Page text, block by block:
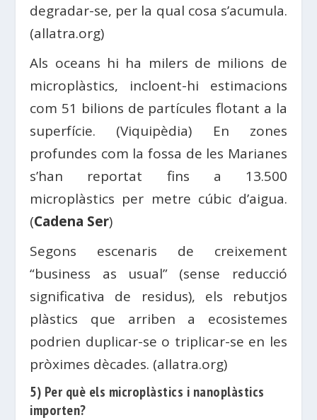
degradar-se, per la qual cosa s’acumula.
(allatra.org)
Als oceans hi ha milers de milions de
microplàstics, incloent-hi estimacions
com 51 bilions de partícules flotant a la
superfície. (Viquipèdia) En zones
profundes com la fossa de les Marianes
s’han reportat fins a 13.500
microplàstics per metre cúbic d’aigua.
(Cadena Ser)
Segons escenaris de creixement
“business as usual” (sense reducció
significativa de residus), els rebutjos
plàstics que arriben a ecosistemes
podrien duplicar-se o triplicar-se en les
pròximes dècades. (allatra.org)
5) Per què els microplàstics i nanoplàstics
importen?